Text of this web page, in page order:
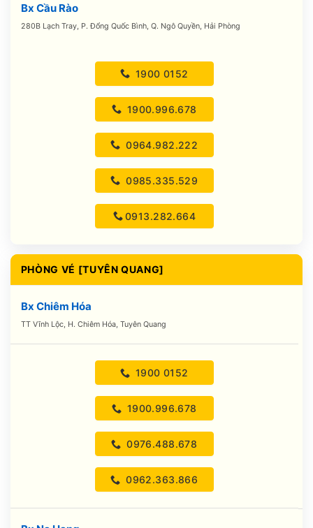
Bx Cầu Rào
280B Lạch Tray, P. Đổng Quốc Bình, Q. Ngô Quyền, Hải Phòng
1900 0152
1900.996.678
0964.982.222
0985.335.529
0913.282.664
PHÒNG VÉ [TUYÊN QUANG]
Bx Chiêm Hóa
TT Vĩnh Lộc, H. Chiêm Hóa, Tuyên Quang
1900 0152
1900.996.678
0976.488.678
0962.363.866